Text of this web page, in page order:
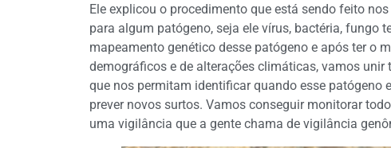
Ele explicou o procedimento que está sendo feito
para algum patógeno, seja ele vírus, bactéria, fungo
mapeamento genético desse patógeno e após ter o
demográficos e de alterações climáticas, vamos
que nos permitam identificar quando esse patógeno
prever novos surtos. Vamos conseguir monitorar
uma vigilância que a gente chama de vigilância